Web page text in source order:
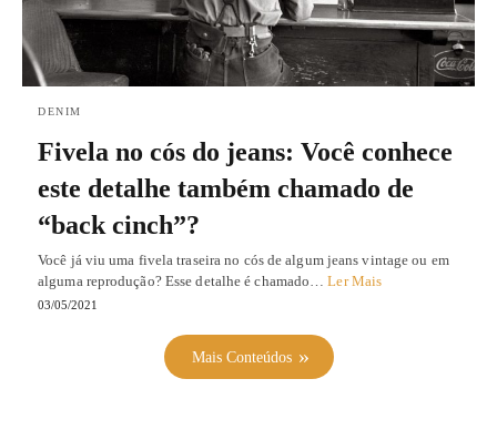
DENIM
Fivela no cós do jeans: Você conhece
este detalhe também chamado de
“back cinch”?
Você já viu uma fivela traseira no cós de algum jeans vintage ou em
alguma reprodução? Esse detalhe é chamado…Ler Mais
03/05/2021
Mais Conteúdos